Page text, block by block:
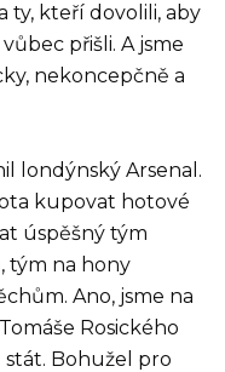
ty, kteří dovolili, aby
přišli. A jsme
nekoncepčně a
londýnský Arsenal.
kupovat hotové
úspěšný tým
tým na hony
Ano, jsme na
Rosického
Bohužel pro